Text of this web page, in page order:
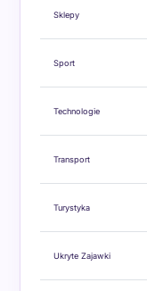
Sklepy
Sport
Technologie
Transport
Turystyka
Ukryte Zajawki